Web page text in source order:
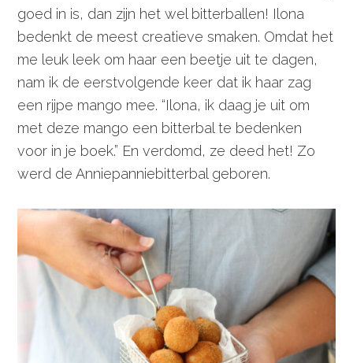
goed in is, dan zijn het wel bitterballen! Ilona
bedenkt de meest creatieve smaken. Omdat het
me leuk leek om haar een beetje uit te dagen,
nam ik de eerstvolgende keer dat ik haar zag
een rijpe mango mee. “Ilona, ik daag je uit om
met deze mango een bitterbal te bedenken
voor in je boek.” En verdomd, ze deed het! Zo
werd de Anniepanniebitterbal geboren.